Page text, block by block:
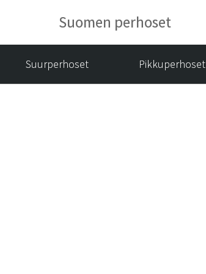
Suomen perhoset
Suurperhoset Pikkuperhoset